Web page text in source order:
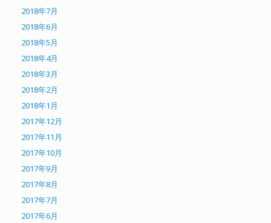
2018年7月
2018年6月
2018年5月
2018年4月
2018年3月
2018年2月
2018年1月
2017年12月
2017年11月
2017年10月
2017年9月
2017年8月
2017年7月
2017年6月